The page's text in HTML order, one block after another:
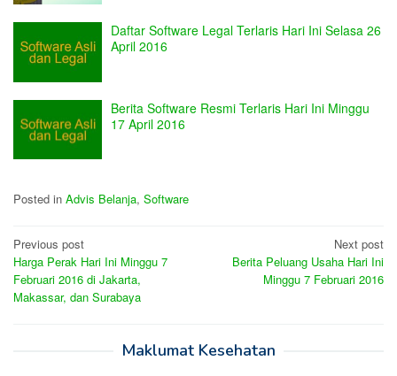
Daftar Software Legal Terlaris Hari Ini Selasa 26
April 2016
Berita Software Resmi Terlaris Hari Ini Minggu
17 April 2016
Posted in Advis Belanja, Software
Post
navigation
Previous post
Harga Perak Hari Ini Minggu 7
Februari 2016 di Jakarta,
Makassar, dan Surabaya
Next post
Berita Peluang Usaha Hari Ini
Minggu 7 Februari 2016
Maklumat Kesehatan